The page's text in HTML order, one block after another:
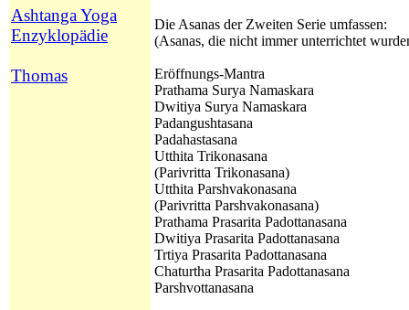
Ashtanga Yoga
Enzyklopädie
Thomas
Die Asanas der Zweiten Serie umfassen:
(Asanas, die nicht immer unterrichtet
Eröffnungs-Mantra
Prathama Surya Namaskara
Dwitiya Surya Namaskara
Padangushtasana
Padahastasana
Utthita Trikonasana
(Parivritta Trikonasana)
Utthita Parshvakonasana
(Parivritta Parshvakonasana)
Prathama Prasarita Padottanasana
Dwitiya Prasarita Padottanasana
Trtiya Prasarita Padottanasana
Chaturtha Prasarita Padottanasana
Parshvottanasana